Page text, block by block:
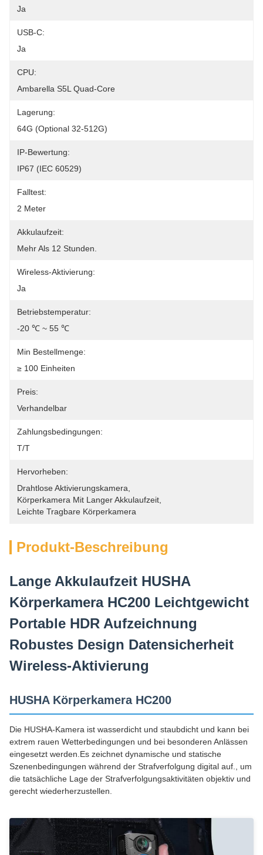
Ja
USB-C:
Ja
CPU:
Ambarella S5L Quad-Core
Lagerung:
64G (optional 32-512G)
IP-Bewertung:
IP67 (IEC 60529)
Falltest:
2 Meter
Akkulaufzeit:
Mehr Als 12 Stunden.
Wireless-Aktivierung:
Ja
Betriebstemperatur:
-20 ℃ ~ 55 ℃
Min Bestellmenge:
≥ 100 Einheiten
Preis:
Verhandelbar
Zahlungsbedingungen:
T/T
Hervorheben:
Drahtlose Aktivierungskamera
Körperkamera Mit Langer Akkulaufzeit
Leichte Tragbare Körperkamera
Produkt-Beschreibung
Lange Akkulaufzeit HUSHA
Körperkamera HC200 Leichtgewicht
Portable HDR Aufzeichnung
Robustes Design Datensicherheit
Wireless-Aktivierung
HUSHA Körperkamera HC200
Die HUSHA-Kamera ist wasserdicht und staubdicht und kann bei
extrem rauen Wetterbedingungen und bei besonderen Anlässen
eingesetzt werden.Es zeichnet dynamische und statische
Szenenbedingungen während der Strafverfolgung digital auf., um
die tatsächliche Lage der Strafverfolgungsaktivitäten objektiv und
gerecht wiederherzustellen.